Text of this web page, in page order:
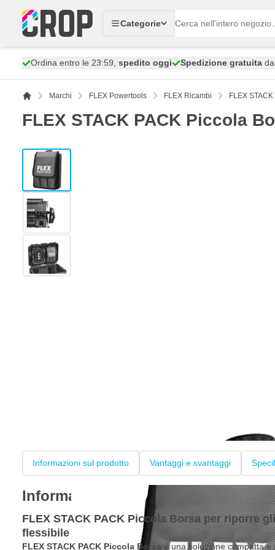
Categorie
Ordina entro le 23:59, spedito oggi Spedizione gratuita
Marchi FLEX Powertools FLEX Ricambi FLEX
FLEX STACK PACK Piccola
View larger image
View larger image
Informazioni sul prodotto Vantaggi e svantaggi
Informazioni sul prodotto
FLEX STACK PACK Piccola Borsa per riporre
flessibile
FLEX STACK PACK Piccola Borsaè una soluzione compatta e